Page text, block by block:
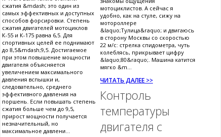
сжатия &mdash; это один из
самых эффективных и доступных
способов форсировки. Степень
сжатия двигателей мотоциклов
К-55 и К-175 равна 6,5. Для
спортивных целей ее поднимают
до 8,5&mdash;9,5. Достигаемое
при этом повышение мощности
двигателя объясняется
увеличением максимального
давления вспышки и,
следовательно, среднего
эффективного давления на
поршень. Если повышать степень
сжатия больше чем до 9,5,
прирост мощности получается
незначительный, но
максимальное давлени...
мотоциклистов. А сейчас я
удобно, как на стуле, сижу на
мотороллере
&laquo;Тулица&raquo; и двигаюсь
в сторону Москвы со скоростью
22 м/с: стрелка спидометра, чуть
колеблясь, прикрывает цифру
&laquo;80&raquo;. Машина катится
мягко &m...
ЧИТАТЬ ДАЛЕЕ >>
Контроль
температуры
двигателя с